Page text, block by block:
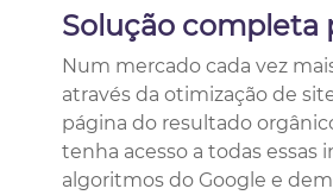
Solução completa
Num mercado cada vez
através da otimização de
página do resultado
tenha acesso a todas
algoritmos do Google e